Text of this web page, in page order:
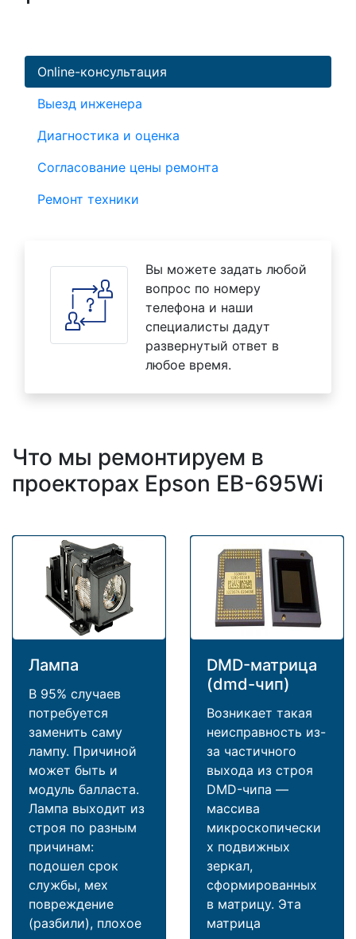
Online-консультация
Выезд инженера
Диагностика и оценка
Согласование цены ремонта
Ремонт техники
Вы можете задать любой
вопрос по номеру
телефона и наши
специалисты дадут
развернутый ответ в
любое время.
Что мы ремонтируем в
проекторах Epson EB-695Wi
Лампа
В 95% случаев
потребуется
заменить саму
лампу. Причиной
может быть и
модуль балласта.
Лампа выходит из
строя по разным
причинам:
подошел срок
службы, мех
повреждение
(разбили), плохое
DMD-матрица
(dmd-чип)
Возникает такая
неисправность из-
за частичного
выхода из строя
DMD-чипа —
массива
микроскопически
х подвижных
зеркал,
сформированных
в матрицу. Эта
матрица